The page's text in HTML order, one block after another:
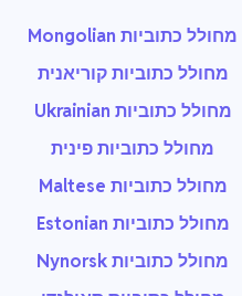
מחולל כתוביות Mongolian
מחולל כתוביות קוריאנית
מחולל כתוביות Ukrainian
מחולל כתוביות פינית
מחולל כתוביות Maltese
מחולל כתוביות Estonian
מחולל כתוביות Nynorsk